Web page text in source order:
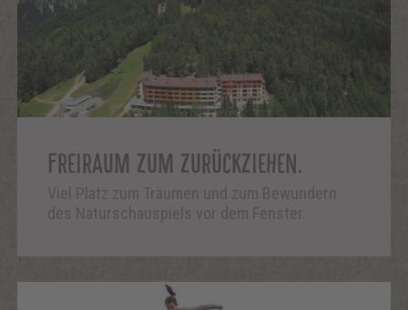
FREIRAUM ZUM ZURÜCKZIEHEN.
Viel Platz zum Träumen und zum Bewundern
des Naturschauspiels vor dem Fenster.